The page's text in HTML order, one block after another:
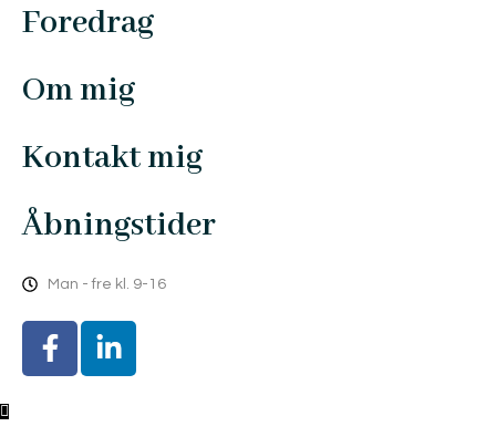
Foredrag
Om mig
Kontakt mig
Åbningstider
Man - fre kl. 9-16